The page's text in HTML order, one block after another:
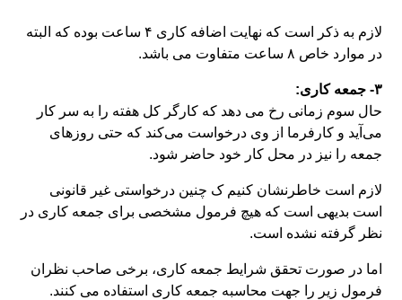
لازم به ذکر است که نهایت اضافه کاری ۴ ساعت بوده که البته
در موارد خاص ۸ ساعت متفاوت می باشد.
۳- جمعه کاری:
حال سوم زمانی رخ می دهد که کارگر کل هفته را به سر کار
می‌آید و کارفرما از وی درخواست می‌کند که حتی روزهای
جمعه را نیز در محل کار خود حاضر شود.
لازم است خاطرنشان کنیم ک چنین درخواستی غیر قانونی
است بدیهی است که هیچ فرمول مشخصی برای جمعه کاری در
نظر گرفته نشده است.
اما در صورت تحقق شرایط جمعه کاری، برخی صاحب نظران
فرمول زیر را جهت محاسبه جمعه کاری استفاده می کنند.